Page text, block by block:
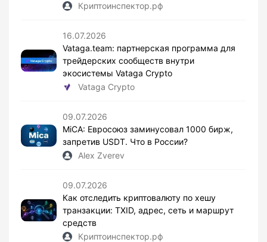
Криптоинспектор.рф
16.07.2026
Vataga.team: партнерская программа для
трейдерских сообществ внутри
экосистемы Vataga Crypto
Vataga Crypto
09.07.2026
MiCA: Евросоюз заминусовал 1000 бирж,
запретив USDT. Что в России?
Alex Zverev
09.07.2026
Как отследить криптовалюту по хешу
транзакции: TXID, адрес, сеть и маршрут
средств
Криптоинспектор.рф